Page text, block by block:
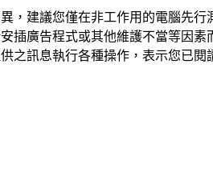
，建議您僅在非工作用的電腦先行
插廣告程式或其他維護不當等因素
之訊息執行各種操作，表示您已閱